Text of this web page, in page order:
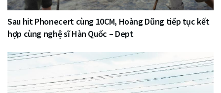
Sau hit Phonecert cùng 10CM, Hoàng Dũng tiếp tục kết
hợp cùng nghệ sĩ Hàn Quốc – Dept